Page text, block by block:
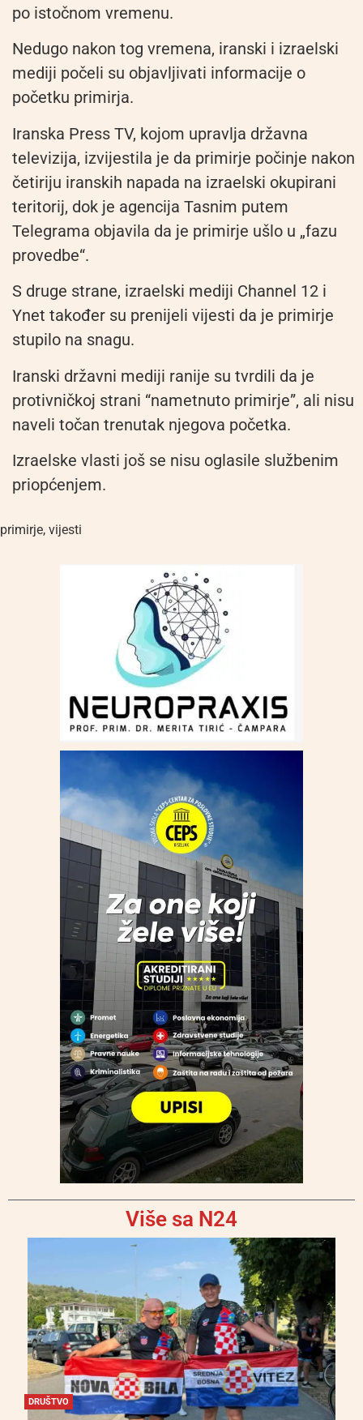
po istočnom vremenu.
Nedugo nakon tog vremena, iranski i izraelski
mediji počeli su objavljivati informacije o
početku primirja.
Iranska Press TV, kojom upravlja državna
televizija, izvijestila je da primirje počinje nakon
četiriju iranskih napada na izraelski okupirani
teritorij, dok je agencija Tasnim putem
Telegrama objavila da je primirje ušlo u „fazu
provedbe“.
S druge strane, izraelski mediji Channel 12 i
Ynet također su prenijeli vijesti da je primirje
stupilo na snagu.
Iranski državni mediji ranije su tvrdili da je
protivničkoj strani “nametnuto primirje”, ali nisu
naveli točan trenutak njegova početka.
Izraelske vlasti još se nisu oglasile službenim
priopćenjem.
primirje, vijesti
Više sa N24
DRUŠTVO